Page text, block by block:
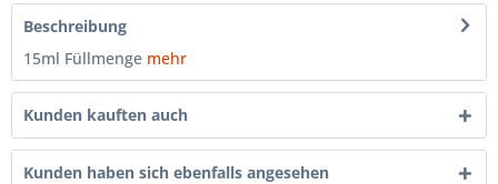
Beschreibung
15ml Füllmenge mehr
Kunden kauften auch
Kunden haben sich ebenfalls angesehen